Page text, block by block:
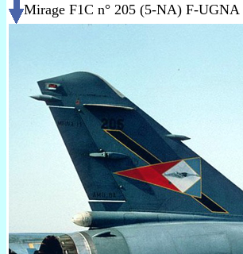
Mirage F1C n° 205 (5-NA) F-UGNA